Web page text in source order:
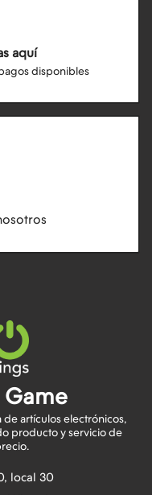
aquí
disponibles
de artículos electrónicos,
producto y servicio de
local 30